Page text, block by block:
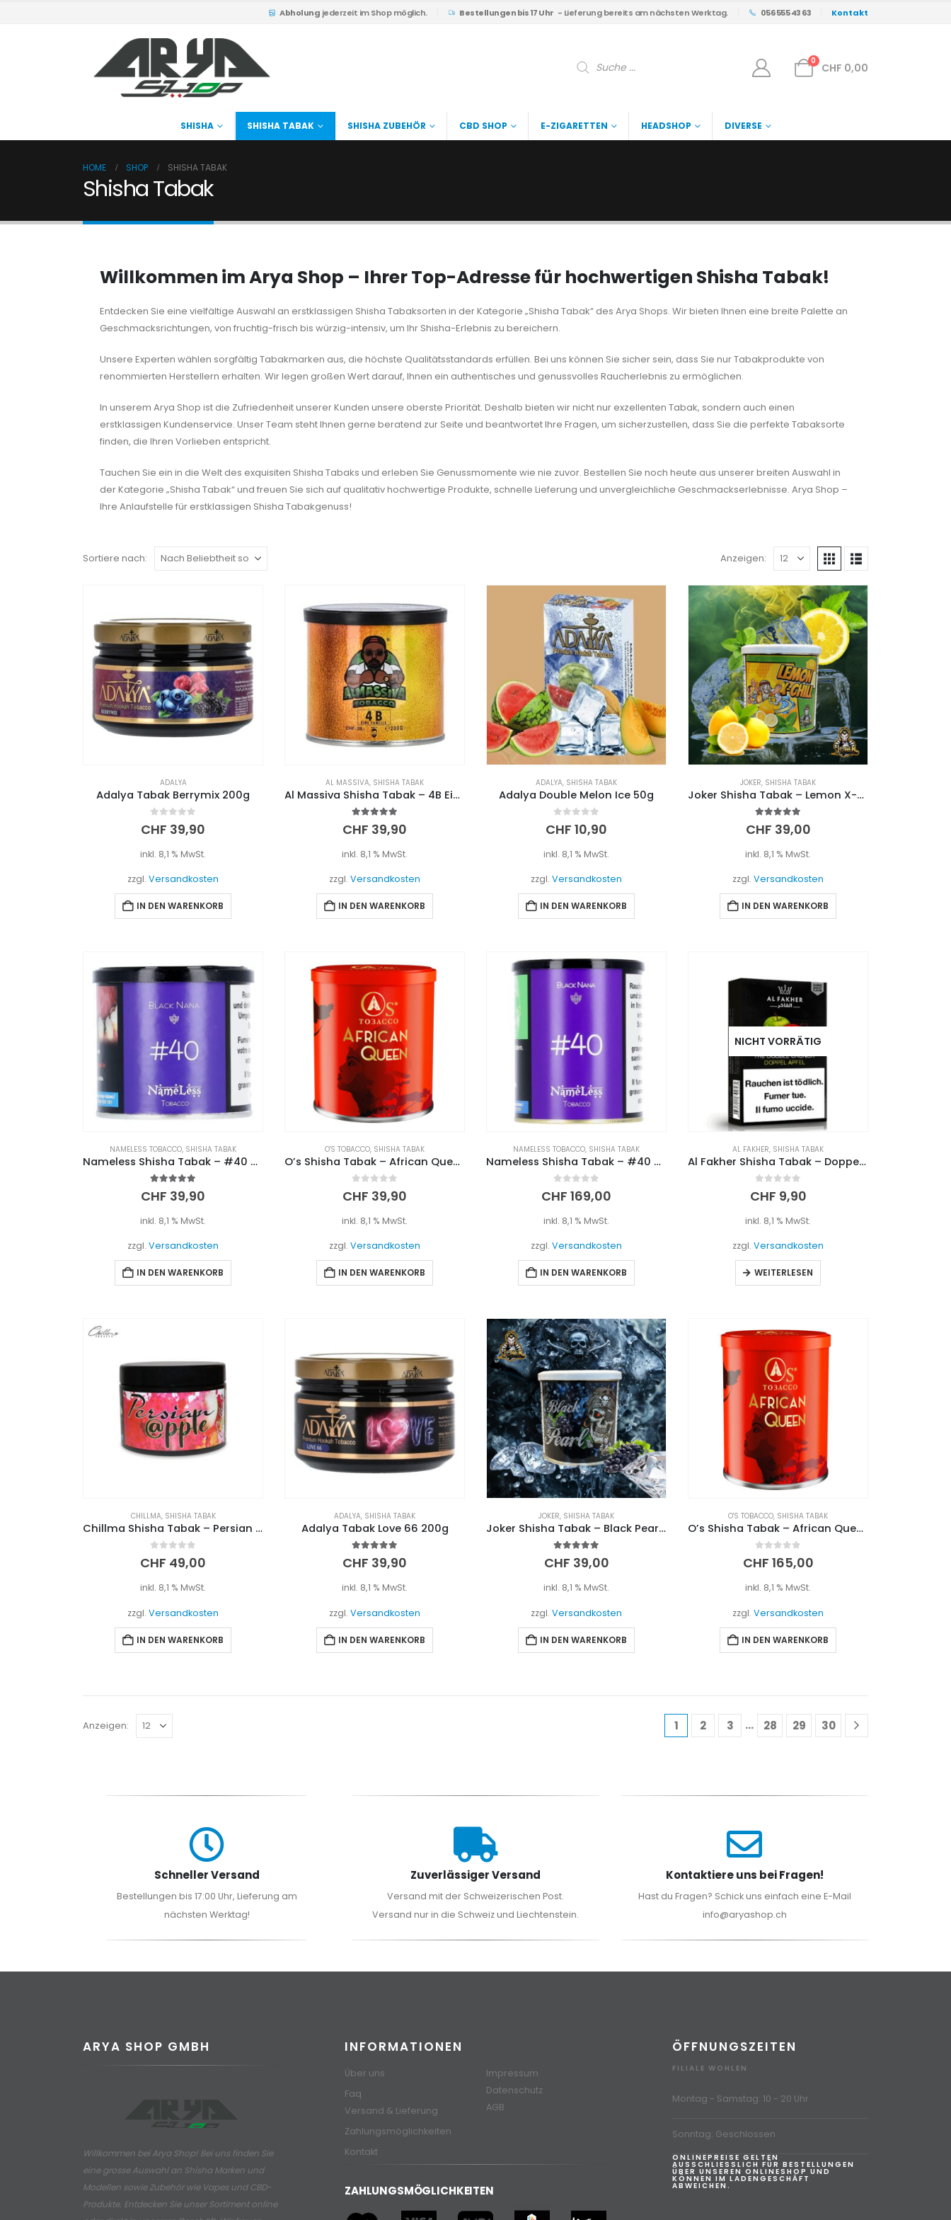
Abholung jederzeit im Shop möglich. Bestellungen bis 17 Uhr - Lieferung bereits am nächsten Werktag. 056 555 43 63 Kontakt
Products
search
0
CHF 0,00
SHISHA SHISHA TABAK SHISHA ZUBEHÖR CBD SHOP E-ZIGARETTEN HEADSHOP DIVERSE
HOME SHOP SHISHA TABAK
Shisha Tabak
Willkommen im Arya Shop – Ihrer Top-Adresse für hochwertigen Shisha Tabak!
Entdecken Sie eine vielfältige Auswahl an erstklassigen Shisha Tabaksorten in der Kategorie „Shisha Tabak“ des Arya Shops. Wir bieten Ihnen eine breite Palette an
Geschmacksrichtungen, von fruchtig-frisch bis würzig-intensiv, um Ihr Shisha-Erlebnis zu bereichern.
Unsere Experten wählen sorgfältig Tabakmarken aus, die höchste Qualitätsstandards erfüllen. Bei uns können Sie sicher sein, dass Sie nur Tabakprodukte von
renommierten Herstellern erhalten. Wir legen großen Wert darauf, Ihnen ein authentisches und genussvolles Raucherlebnis zu ermöglichen.
In unserem Arya Shop ist die Zufriedenheit unserer Kunden unsere oberste Priorität. Deshalb bieten wir nicht nur exzellenten Tabak, sondern auch einen
erstklassigen Kundenservice. Unser Team steht Ihnen gerne beratend zur Seite und beantwortet Ihre Fragen, um sicherzustellen, dass Sie die perfekte Tabaksorte
finden, die Ihren Vorlieben entspricht.
Tauchen Sie ein in die Welt des exquisiten Shisha Tabaks und erleben Sie Genussmomente wie nie zuvor. Bestellen Sie noch heute aus unserer breiten Auswahl in
der Kategorie „Shisha Tabak“ und freuen Sie sich auf qualitativ hochwertige Produkte, schnelle Lieferung und unvergleichliche Geschmackserlebnisse. Arya Shop –
Ihre Anlaufstelle für erstklassigen Shisha Tabakgenuss!
Sortiere nach: Anzeigen:
ADALYA
Adalya Tabak Berrymix 200g
out of 5
CHF 39,90
inkl. 8,1 % MwSt.
zzgl. Versandkosten
IN DEN WARENKORB
AL MASSIVA, SHISHA TABAK
Al Massiva Shisha Tabak – 4B Eine Familie (200g)
out of 5
CHF 39,90
inkl. 8,1 % MwSt.
zzgl. Versandkosten
IN DEN WARENKORB
ADALYA, SHISHA TABAK
Adalya Double Melon Ice 50g
out of 5
CHF 10,90
inkl. 8,1 % MwSt.
zzgl. Versandkosten
IN DEN WARENKORB
JOKER, SHISHA TABAK
Joker Shisha Tabak – Lemon X-Chill (200g)
out of 5
CHF 39,00
inkl. 8,1 % MwSt.
zzgl. Versandkosten
IN DEN WARENKORB
NAMELESS TOBACCO, SHISHA TABAK
Nameless Shisha Tabak – #40 Black Nana (200g)
out of 5
CHF 39,90
inkl. 8,1 % MwSt.
zzgl. Versandkosten
IN DEN WARENKORB
O'S TOBACCO, SHISHA TABAK
O’s Shisha Tabak – African Queen (200g)
out of 5
CHF 39,90
inkl. 8,1 % MwSt.
zzgl. Versandkosten
IN DEN WARENKORB
NAMELESS TOBACCO, SHISHA TABAK
Nameless Shisha Tabak – #40 Black Nana (1Kg)
out of 5
CHF 169,00
inkl. 8,1 % MwSt.
zzgl. Versandkosten
IN DEN WARENKORB
NICHT VORRÄTIG
AL FAKHER, SHISHA TABAK
Al Fakher Shisha Tabak – Doppelapfel (50g)
out of 5
CHF 9,90
inkl. 8,1 % MwSt.
zzgl. Versandkosten
WEITERLESEN
CHILLMA, SHISHA TABAK
Chillma Shisha Tabak – Persian Apple (250g)
out of 5
CHF 49,00
inkl. 8,1 % MwSt.
zzgl. Versandkosten
IN DEN WARENKORB
ADALYA, SHISHA TABAK
Adalya Tabak Love 66 200g
out of 5
CHF 39,90
inkl. 8,1 % MwSt.
zzgl. Versandkosten
IN DEN WARENKORB
JOKER, SHISHA TABAK
Joker Shisha Tabak – Black Pearl (200g)
out of 5
CHF 39,00
inkl. 8,1 % MwSt.
zzgl. Versandkosten
IN DEN WARENKORB
O'S TOBACCO, SHISHA TABAK
O’s Shisha Tabak – African Queen 1KG
out of 5
CHF 165,00
inkl. 8,1 % MwSt.
zzgl. Versandkosten
IN DEN WARENKORB
Anzeigen: 1 2 3 … 28 29 30
Schneller Versand
Bestellungen bis 17:00 Uhr, Lieferung am
nächsten Werktag!
Zuverlässiger Versand
Versand mit der Schweizerischen Post.
Versand nur in die Schweiz und Liechtenstein.
Kontaktiere uns bei Fragen!
Hast du Fragen? Schick uns einfach eine E-Mail
info@aryashop.ch
ARYA SHOP GMBH
Willkommen bei Arya Shop! Bei uns finden Sie
eine grosse Auswahl an Shisha Marken und
Modellen sowie Zubehör wie Vapes und CBD-
Produkte. Entdecken Sie unser Sortiment online
INFORMATIONEN
Über uns
Faq
Versand & Lieferung
Zahlungsmöglichkeiten
Kontakt
Impressum
Datenschutz
AGB
ZAHLUNGSMÖGLICHKEITEN
ÖFFNUNGSZEITEN
FILIALE WOHLEN
Montag - Samstag: 10 - 20 Uhr
Sonntag: Geschlossen
ONLINEPREISE GELTEN
AUSSCHLIESSLICH FÜR BESTELLUNGEN
ÜBER UNSEREN ONLINESHOP UND
KÖNNEN IM LADENGESCHÄFT
ABWEICHEN.